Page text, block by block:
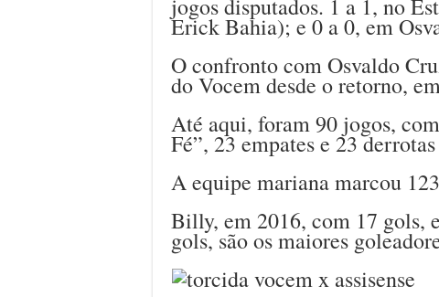
jogos disputados. 1 a 1, no
Erick Bahia); e 0 a 0, em
O confronto com Osvaldo
do Vocem desde o retorno,
Até aqui, foram 90 jogos,
Fé”, 23 empates e 23
A equipe mariana marcou
Billy, em 2016, com 17 gols,
gols, são os maiores